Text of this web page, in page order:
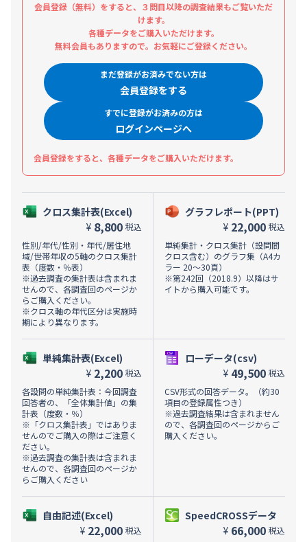
会員登録（無料）をすると、３問目以降の調査結果もご覧いただ
けます。
各種データをご購入いただけます。
無料会員もありますので。お気軽にご登録ください。
まだ登録がお済みでない方は
会員登録をする
すでに登録がお済みの方は
ログインページへ
会員登録をすると、各種データをご購入いただけます。
クロス集計表(Excel)
¥ 8,800 税込
性別/年代/性別・年代/居住地
域/世帯年収の5軸のクロス集計
表（度数・％表）
※過去調査の集計表は含まれま
せんので、各調査回のページか
らご購入ください。
※クロス軸の年代区分は実施時
期により異なります。
単純集計表(Excel)
¥ 2,200 税込
各設問の単純集計表：今回調査
回答者の、「全体集計値」の集
計表（度数・％）
※「クロス集計表」ではありま
せんのでご購入の際はご注意く
ださい。
※過去調査の集計表は含まれま
せんので、各調査回のページか
らご購入ください
自由記述(Excel)
¥ 22,000 税込
グラフレポート(PPT)
¥ 22,000 税込
単純集計・クロス集計（設問間
クロス含む）のグラフ集（A4カ
ラー 20～30頁）
※第242回（2018.9）以降はサ
イトから購入可能です。
ローデータ(csv)
¥ 49,500 税込
CSV形式の回答データ。（約30
項目の登録属性つき）
※過去調査結果は含まれません
ので、各調査回のページからご
購入ください。
SpeedCROSSデータ
¥ 66,000 税込